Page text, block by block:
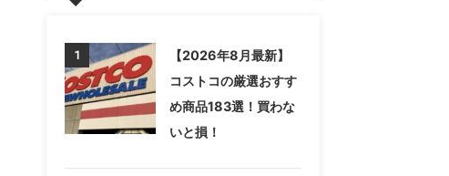
1
【2026年8月最新】
コストコの厳選おすす
め商品183選！買わな
いと損！